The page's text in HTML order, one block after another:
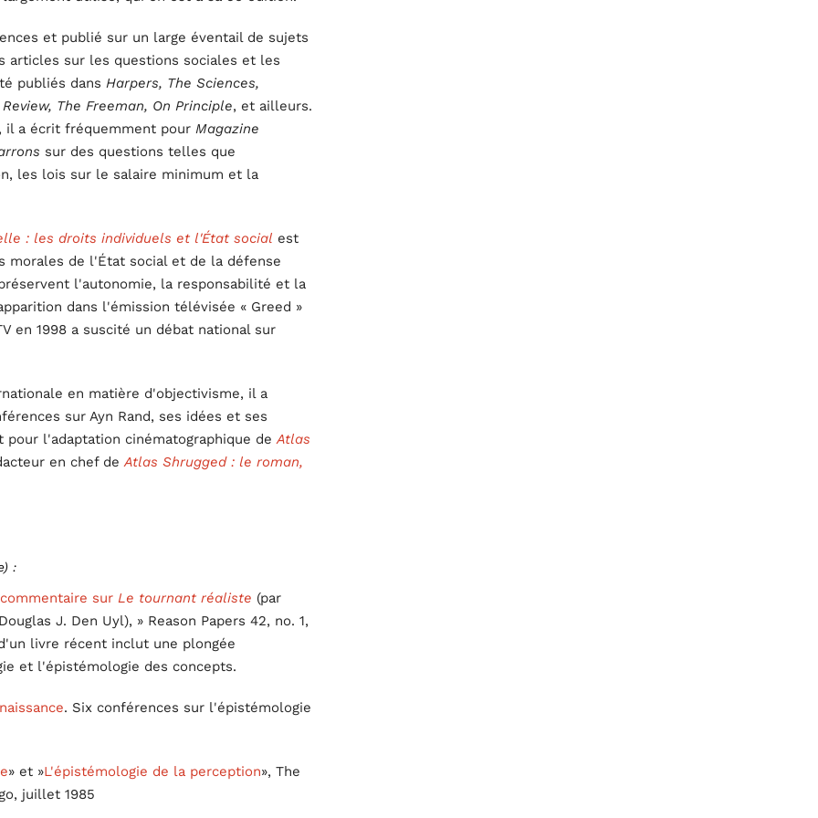
et publié sur un large éventail de sujets
articles sur les questions sociales et les
publiés dans Harpers, The Sciences,
The Freeman, On Principle, et ailleurs.
il a écrit fréquemment pour Magazine
sur des questions telles que
les lois sur le salaire minimum et la
: les droits individuels et l'État social est
morales de l'État social et de la défense
l'autonomie, la responsabilité et la
dans l'émission télévisée « Greed »
en 1998 a suscité un débat national sur
en matière d'objectivisme, il a
sur Ayn Rand, ses idées et ses
l'adaptation cinématographique de Atlas
en chef de Atlas Shrugged : le roman,
:
sur Le tournant réaliste (par
J. Den Uyl), » Reason Papers 42, no. 1,
livre récent inclut une plongée
et l'épistémologie des concepts.
. Six conférences sur l'épistémologie
» et »L'épistémologie de la perception», The
juillet 1985